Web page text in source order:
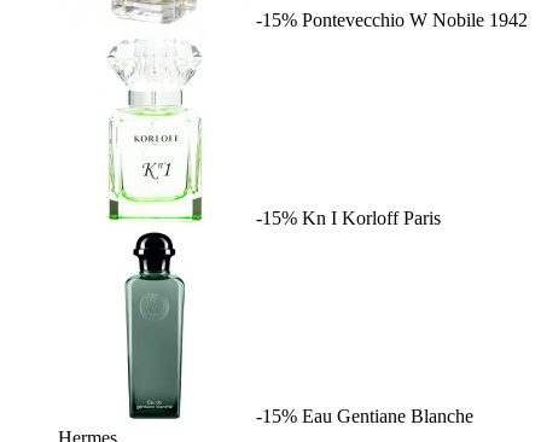
-15% Pontevecchio W Nobile 1942
-15% Kn I Korloff Paris
-15% Eau Gentiane Blanche
Hermes